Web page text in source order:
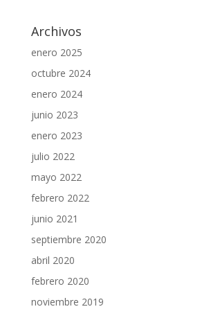
Archivos
enero 2025
octubre 2024
enero 2024
junio 2023
enero 2023
julio 2022
mayo 2022
febrero 2022
junio 2021
septiembre 2020
abril 2020
febrero 2020
noviembre 2019